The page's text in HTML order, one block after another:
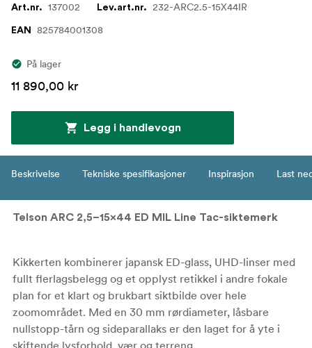
Art.nr. 137002 Lev.art.nr. 232-ARC2.5-15X44IR
EAN 825784001308
På lager
11 890,00 kr
Legg i handlevogn
Beskrivelse Tekniske spesifikasjoner Inspirasjon Last
Telson ARC 2,5–15x44 ED MIL Line Tac-siktemerk
Kikkerten kombinerer japansk ED-glass, UHD-linser med
fullt flerlagsbelegg og et opplyst retikkel i andre fokale
plan for et klart og brukbart siktbilde over hele
zoomområdet. Med en 30 mm rørdiameter, låsbare
nullstopp-tårn og sideparallaks er den laget for å yte i